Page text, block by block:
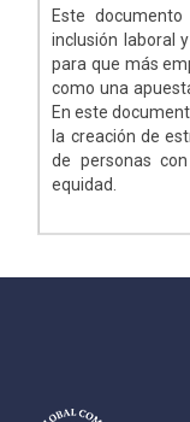
Este
inclusión laboral
para que más
como una
En este
la creación de
de personas
equidad.